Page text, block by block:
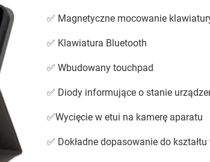
✅ Magnetyczne mocowanie
✅ Klawiatura Bluetooth
✅ Wbudowany touchpad
✅ Diody informujące o stanie
✅Wycięcie w etui na kamerę aparatu
✅ Dokładne dopasowanie do